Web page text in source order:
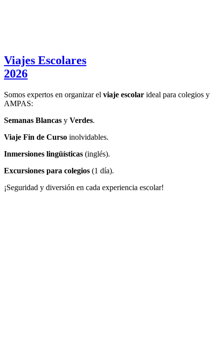
Viajes Escolares
2026
Somos expertos en organizar el viaje escolar ideal para colegios y
AMPAS:
Semanas Blancas y Verdes.
Viaje Fin de Curso inolvidables.
Inmersiones lingüísticas (inglés).
Excursiones para colegios (1 día).
¡Seguridad y diversión en cada experiencia escolar!